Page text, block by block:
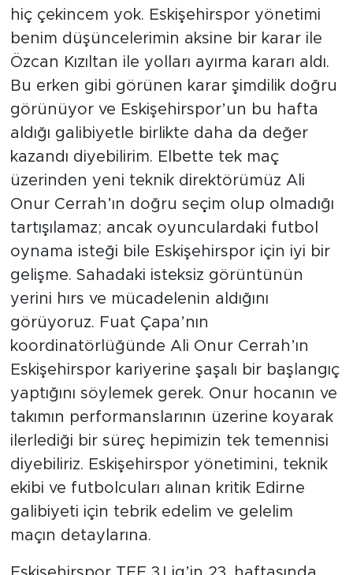
hiç çekincem yok. Eskişehirspor yönetimi
benim düşüncelerimin aksine bir karar ile
Özcan Kızıltan ile yolları ayırma kararı aldı.
Bu erken gibi görünen karar şimdilik doğru
görünüyor ve Eskişehirspor’un bu hafta
aldığı galibiyetle birlikte daha da değer
kazandı diyebilirim. Elbette tek maç
üzerinden yeni teknik direktörümüz Ali
Onur Cerrah’ın doğru seçim olup olmadığı
tartışılamaz; ancak oyunculardaki futbol
oynama isteği bile Eskişehirspor için iyi bir
gelişme. Sahadaki isteksiz görüntünün
yerini hırs ve mücadelenin aldığını
görüyoruz. Fuat Çapa’nın
koordinatörlüğünde Ali Onur Cerrah’ın
Eskişehirspor kariyerine şaşalı bir başlangıç
yaptığını söylemek gerek. Onur hocanın ve
takımın performanslarının üzerine koyarak
ilerlediği bir süreç hepimizin tek temennisi
diyebiliriz. Eskişehirspor yönetimini, teknik
ekibi ve futbolcuları alınan kritik Edirne
galibiyeti için tebrik edelim ve gelelim
maçın detaylarına.